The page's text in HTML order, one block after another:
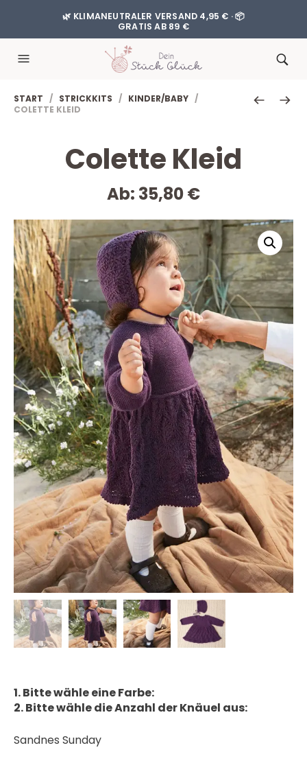
🌿 KLIMANEUTRALER VERSAND 4,95 € · 📦
GRATIS AB 89 €
START / STRICKKITS / KINDER/BABY /
COLETTE KLEID
Colette Kleid
Ab: 35,80€
1. Bitte wähle eine Farbe:
2. Bitte wähle die Anzahl der Knäuel aus:
Sandnes Sunday